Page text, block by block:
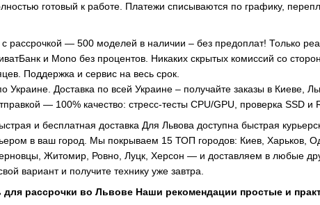
готовый к работе. Платежи списываются по графику,
рассрочкой — 500 моделей в наличии – без предоплат! Только
и Mono без процентов. Никаких скрытых комиссий со
Поддержка и сервис на весь срок.
Украине. Доставка по всей Украине – получайте заказы в Киеве,
— 100% качество: стресс-тесты CPU/GPU, проверка SSD и
и бесплатная доставка Для Львова доступна быстрая
в ваш город. Мы покрываем 15 ТОП городов: Киев, Харьков,
Житомир, Ровно, Луцк, Херсон — и доставляем в любые
вариант и получите технику уже завтра.
для рассрочки во Львове Наши рекомендации простые и